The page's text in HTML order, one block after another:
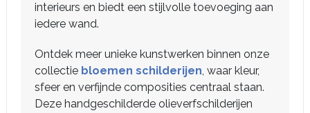
interieurs en biedt een stijlvolle toevoeging aan
iedere wand.
Ontdek meer unieke kunstwerken binnen onze
collectie bloemen schilderijen, waar kleur,
sfeer en verfijnde composities centraal staan.
Deze handgeschilderde olieverfschilderijen